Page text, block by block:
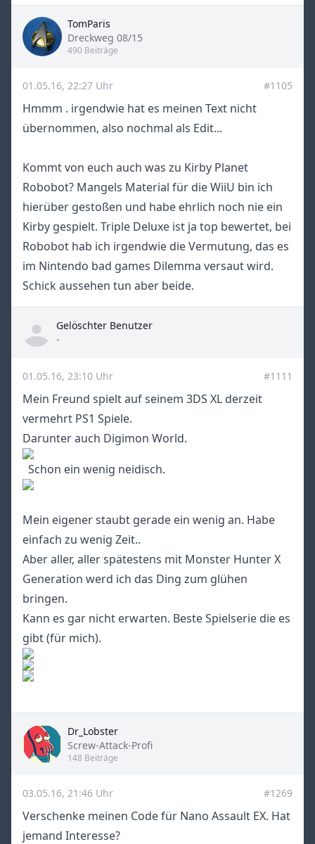
TomParis
Title
Dreckweg 08/15
490 Beiträge
01.05.16, 22:27 Uhr #1105
Hmmm . irgendwie hat es meinen Text nicht
übernommen, also nochmal als Edit...
Kommt von euch auch was zu Kirby Planet
Robobot? Mangels Material für die WiiU bin ich
hierüber gestoßen und habe ehrlich noch nie ein
Kirby gespielt. Triple Deluxe ist ja top bewertet, bei
Robobot hab ich irgendwie die Vermutung, das es
im Nintendo bad games Dilemma versaut wird.
Schick aussehen tun aber beide.
Gelöschter Benutzer
Title
-
01.05.16, 23:10 Uhr #1111
Mein Freund spielt auf seinem 3DS XL derzeit
vermehrt PS1 Spiele.
Darunter auch Digimon World.
Schon ein wenig neidisch.
Mein eigener staubt gerade ein wenig an. Habe
einfach zu wenig Zeit..
Aber aller, aller spätestens mit Monster Hunter X
Generation werd ich das Ding zum glühen
bringen.
Kann es gar nicht erwarten. Beste Spielserie die es
gibt (für mich).
Dr_Lobster
Title
Screw-Attack-Profi
148 Beiträge
03.05.16, 21:46 Uhr #1269
Verschenke meinen Code für Nano Assault EX. Hat
jemand Interesse?